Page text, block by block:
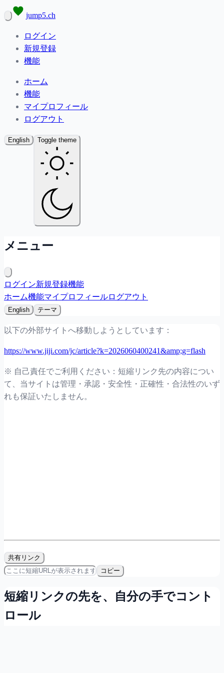
jump5.ch
ログイン
新規登録
機能
ホーム
機能
マイプロフィール
ログアウト
English Toggle theme
メニュー
ログイン新規登録機能
ホーム機能マイプロフィールログアウト
English テーマ
以下の外部サイトへ移動しようとしています：
https://www.jiji.com/jc/article?k=2026060400241&amp;g=flash
※ 自己責任でご利用ください：短縮リンク先の内容につい
て、当サイトは管理・承認・安全性・正確性・合法性のいず
れも保証いたしません。
共有リンク
コピー
短縮リンクの先を、自分の手でコント
ロール